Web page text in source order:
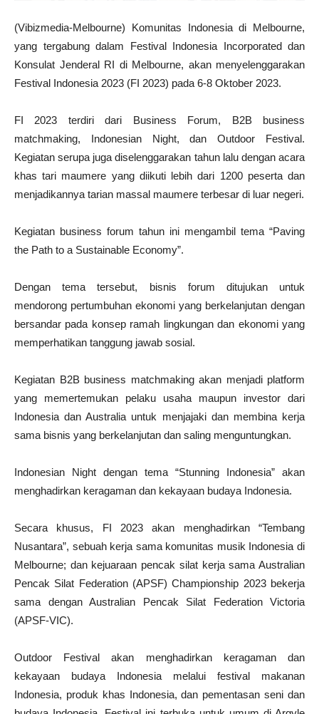
(Vibizmedia-Melbourne) Komunitas Indonesia di Melbourne,
yang tergabung dalam Festival Indonesia Incorporated dan
Konsulat Jenderal RI di Melbourne, akan menyelenggarakan
Festival Indonesia 2023 (FI 2023) pada 6-8 Oktober 2023.
FI 2023 terdiri dari Business Forum, B2B business
matchmaking, Indonesian Night, dan Outdoor Festival.
Kegiatan serupa juga diselenggarakan tahun lalu dengan acara
khas tari maumere yang diikuti lebih dari 1200 peserta dan
menjadikannya tarian massal maumere terbesar di luar negeri.
Kegiatan business forum tahun ini mengambil tema “Paving
the Path to a Sustainable Economy”.
Dengan tema tersebut, bisnis forum ditujukan untuk
mendorong pertumbuhan ekonomi yang berkelanjutan dengan
bersandar pada konsep ramah lingkungan dan ekonomi yang
memperhatikan tanggung jawab sosial.
Kegiatan B2B business matchmaking akan menjadi platform
yang memertemukan pelaku usaha maupun investor dari
Indonesia dan Australia untuk menjajaki dan membina kerja
sama bisnis yang berkelanjutan dan saling menguntungkan.
Indonesian Night dengan tema “Stunning Indonesia” akan
menghadirkan keragaman dan kekayaan budaya Indonesia.
Secara khusus, FI 2023 akan menghadirkan “Tembang
Nusantara”, sebuah kerja sama komunitas musik Indonesia di
Melbourne; dan kejuaraan pencak silat kerja sama Australian
Pencak Silat Federation (APSF) Championship 2023 bekerja
sama dengan Australian Pencak Silat Federation Victoria
(APSF-VIC).
Outdoor Festival akan menghadirkan keragaman dan
kekayaan budaya Indonesia melalui festival makanan
Indonesia, produk khas Indonesia, dan pementasan seni dan